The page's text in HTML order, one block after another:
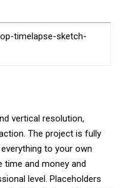
timelapse-sketch-
vertical resolution,
The project is fully
to your own
time and money and
level. Placeholders